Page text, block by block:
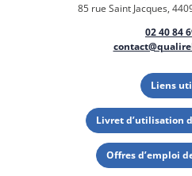
85 rue Saint Jacques,
02 40 84
Liens
Livret d’utilisation
Offres d’emploi